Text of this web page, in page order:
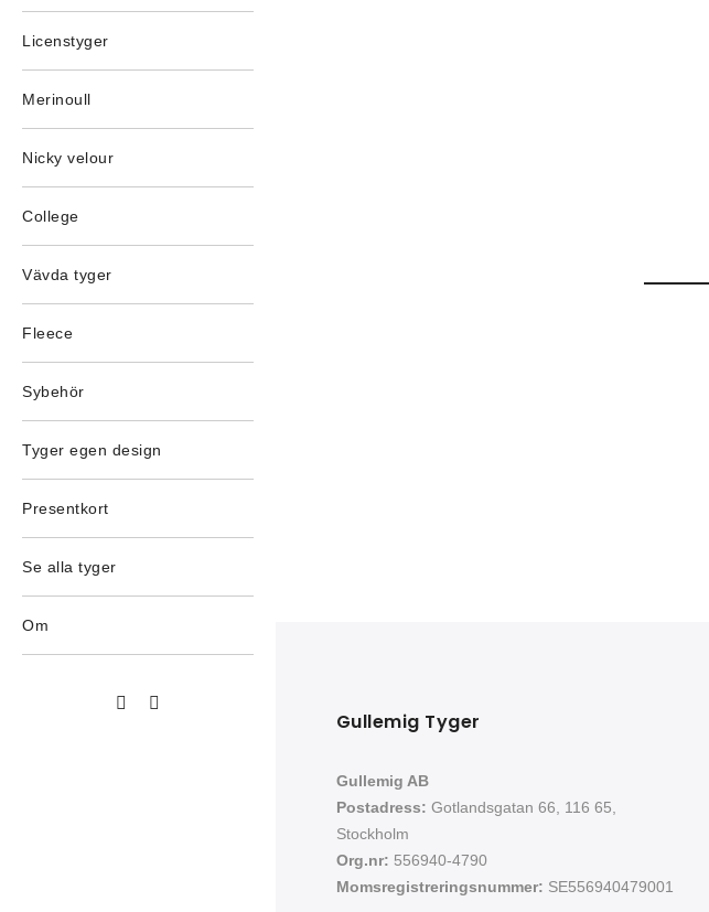
Licenstyger
Merinoull
Nicky velour
College
Vävda tyger
Fleece
Sybehör
Tyger egen design
Presentkort
Se alla tyger
Om
Gullemig Tyger
Gullemig AB
Postadress: Gotlandsgatan 66, 116 65,
Stockholm
Org.nr: 556940-4790
Momsregistreringsnummer: SE556940479001